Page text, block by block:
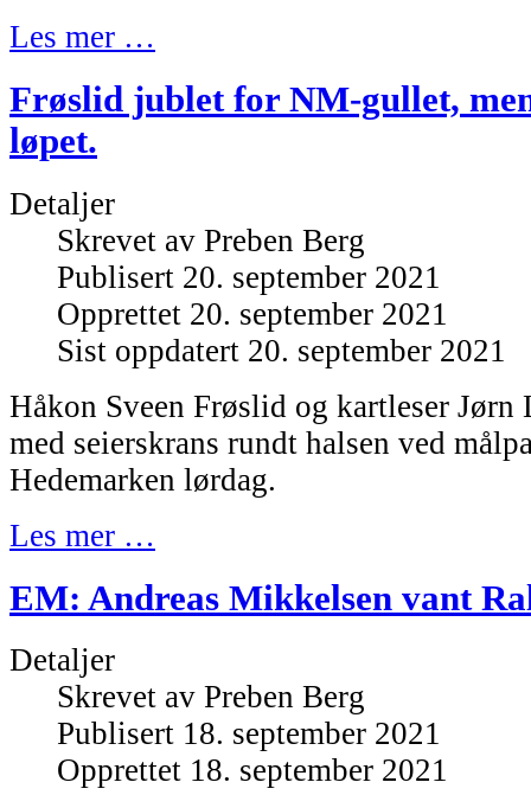
Les mer …
Frøslid jublet for NM-gullet,
løpet.
Detaljer
Skrevet av Preben Berg
Publisert 20. september 2021
Opprettet 20. september 2021
Sist oppdatert 20. september 2021
Håkon Sveen Frøslid og kartleser
med seierskrans rundt halsen ved
Hedemarken lørdag.
Les mer …
EM: Andreas Mikkelsen vant
Detaljer
Skrevet av Preben Berg
Publisert 18. september 2021
Opprettet 18. september 2021